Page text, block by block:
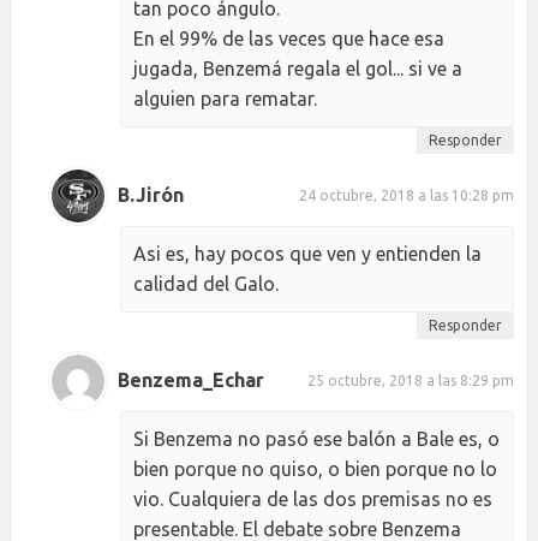
tan poco ángulo.
En el 99% de las veces que hace esa
jugada, Benzemá regala el gol... si ve a
alguien para rematar.
Responder
B.Jirón 24 octubre, 2018 a las 10:28 pm
Asi es, hay pocos que ven y entienden la
calidad del Galo.
Responder
Benzema_Echar 25 octubre, 2018 a las 8:29 pm
Si Benzema no pasó ese balón a Bale es, o
bien porque no quiso, o bien porque no lo
vio. Cualquiera de las dos premisas no es
presentable. El debate sobre Benzema